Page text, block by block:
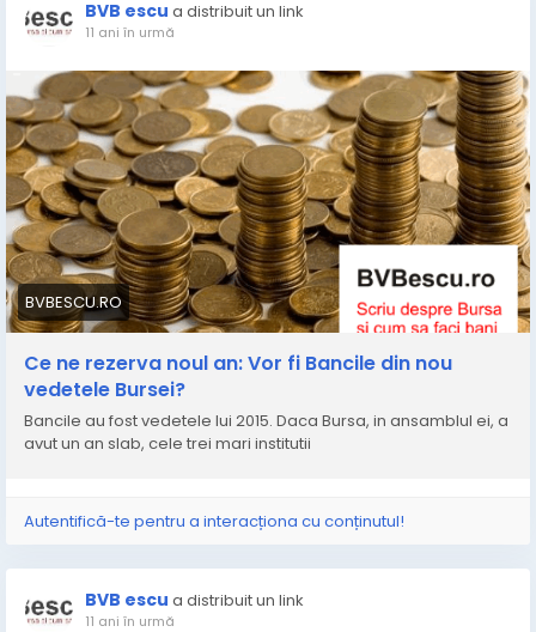
BVB escu a distribuit un link
11 ani în urmă
BVBESCU.RO
Ce ne rezerva noul an: Vor fi Bancile din nou
vedetele Bursei?
Bancile au fost vedetele lui 2015. Daca Bursa, in ansamblul ei, a
avut un an slab, cele trei mari institutii
Autentifică-te pentru a interacționa cu conținutul!
BVB escu a distribuit un link
11 ani în urmă